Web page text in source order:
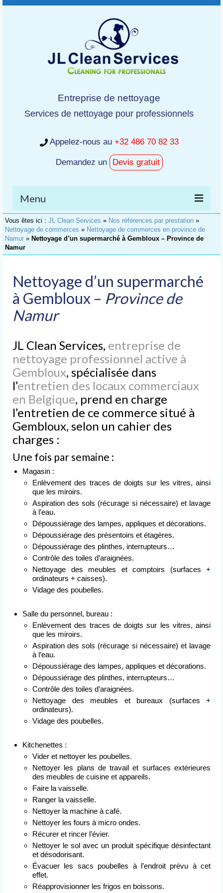
Entreprise de nettoyage
Services de nettoyage pour professionnels
Appelez-nous au +32 486 70 82 33
Demandez un Devis gratuit
Menu
Accueil
Nettoyage
de Bureaux
Nettoyage
d’Immeubles
Nettoyage
de Commerces
de Vitres
Nettoyages
spéciaux
Nettoyage après chantier
Nettoyage après sinistre
Nettoyage après déménagement
Nettoyage après événement
L’entreprise
de nettoyage
Devis
gratuit
Contact
Vous êtes ici : JL Clean Services » Nos références par prestation »
Nettoyage de commerces » Nettoyage de commerces en province de
Namur » Nettoyage d’un supermarché à Gembloux – Province de
Namur
Nettoyage d’un supermarché
à Gembloux – Province de
Namur
JL Clean Services, entreprise de
nettoyage professionnel active à
Gembloux, spécialisée dans
l’entretien des locaux commerciaux
en Belgique, prend en charge
l’entretien de ce commerce situé à
Gembloux, selon un cahier des
charges :
Une fois par semaine :
Magasin :
Enlèvement des traces de doigts sur les vitres, ainsi
que les miroirs.
Aspiration des sols (récurage si nécessaire) et lavage
à l’eau.
Dépoussiérage des lampes, appliques et décorations.
Dépoussiérage des présentoirs et étagères.
Dépoussiérage des plinthes, interrupteurs…
Contrôle des toiles d’araignées.
Nettoyage des meubles et comptoirs (surfaces +
ordinateurs + caisses).
Vidage des poubelles.
Salle du personnel, bureau :
Enlèvement des traces de doigts sur les vitres, ainsi
que les miroirs.
Aspiration des sols (récurage si nécessaire) et lavage
à l’eau.
Dépoussiérage des lampes, appliques et décorations.
Dépoussiérage des plinthes, interrupteurs…
Contrôle des toiles d’araignées.
Nettoyage des meubles et bureaux (surfaces +
ordinateurs).
Vidage des poubelles.
Kitchenettes :
Vider et nettoyer les poubelles.
Nettoyer les plans de travail et surfaces extérieures
des meubles de cuisine et appareils.
Faire la vaisselle.
Ranger la vaisselle.
Nettoyer la machine à café.
Nettoyer les fours à micro ondes.
Récurer et rincer l’évier.
Nettoyer le sol avec un produit spécifique désinfectant
et désodorisant.
Évacuer les sacs poubelles à l’endroit prévu à cet
effet.
Réapprovisionner les frigos en boissons.